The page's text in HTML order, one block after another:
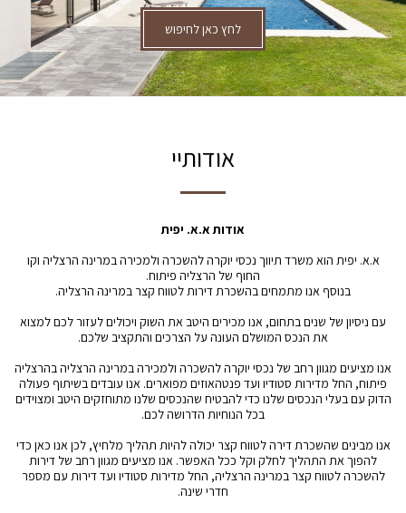
לחץ כאן לחיפוש
אודותיי
אודות א.א. יפית
א.א. יפית הוא משרד תיווך נכסי יוקרה להשכרה ולמכירה במרינה הרצליה וקו
החוף של הרצליה פיתוח.
בנוסף אנו מתמחים בהשכרת דירות לטווח קצר במרינה הרצליה.
עם ניסיון של שנים בתחום, אנו מכירים היטב את השוק ויכולים לעזור לכם למצוא
את הנכס המושלם העונה על הצרכים והתקציב שלכם.
אנו מציעים מגוון רחב של נכסי יוקרה להשכרה ולמכירה במרינה הרצליה בהרצליה
פיתוח, החל מדירות סטודיו ועד פנטהאוזים מפוארים. אנו עובדים בשיתוף פעולה
הדוק עם בעלי הנכסים שלנו כדי להבטיח שהנכסים שלנו מתוחזקים היטב ומצוידים
בכל הנוחיות הדרושה לכם.
אנו מבינים שהשכרת דירה לטווח קצר יכולה להיות תהליך מלחיץ, לכן אנו כאן כדי
להפוך את התהליך לחלק וקל ככל האפשר. אנו מציעים מגוון רחב של דירות
להשכרה לטווח קצר במרינה הרצליה, החל מדירות סטודיו ועד דירות עם מספר
חדרי שינה.